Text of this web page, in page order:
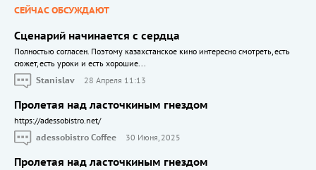
СЕЙЧАС ОБСУЖДАЮТ
Сценарий начинается с сердца
Полностью согласен. Поэтому казахстанское кино интересно смотреть, есть
сюжет, есть уроки и есть хорошие...
Stanislav
28 Апреля 11:13
Пролетая над ласточкиным гнездом
https://adessobistro.net/
adessobistro Coffee
30 Июня, 2025
Пролетая над ласточкиным гнездом